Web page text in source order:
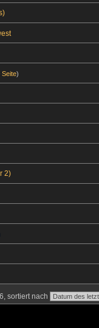
Seite)
2)
sortiert nach